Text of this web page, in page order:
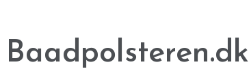
Baadpolsteren.dk